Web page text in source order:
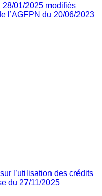
28/01/2025 modifiés
l’AGFPN du 20/06/2023
l’utilisation des crédits
du 27/11/2025